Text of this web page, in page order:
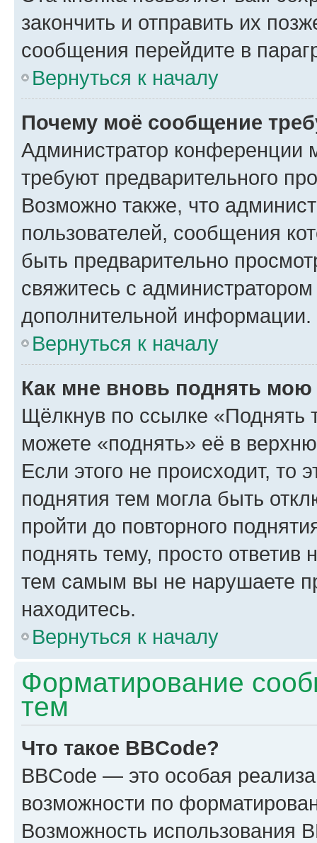
закончить и отправить их
сообщения перейдите в
Вернуться к началу
Почему моё сообщение
Администратор конференции
требуют предварительного
Возможно также, что
пользователей, сообщения
быть предварительно
свяжитесь с
дополнительной информации.
Вернуться к началу
Как мне вновь поднять мою
Щёлкнув по ссылке «Поднять
можете «поднять» её в
Если этого не происходит, то
поднятия тем могла быть
пройти до повторного
поднять тему, просто ответив
тем самым вы не нарушаете
находитесь.
Вернуться к началу
Форматирование
тем
Что такое BBCode?
BBCode — это особая
возможности по
Возможность использования